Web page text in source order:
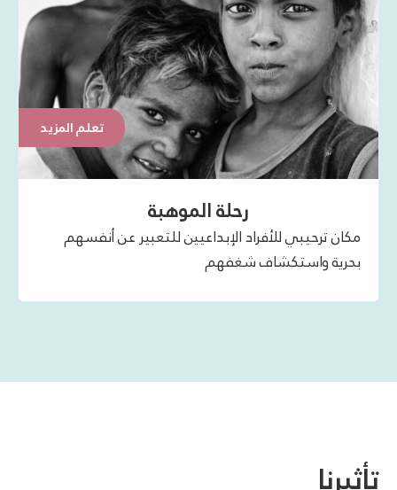
تعلم المزيد
رحلة الموهبة
مكان ترحيبي للأفراد الإبداعيين للتعبير عن أنفسهم
بحرية واستكشاف شغفهم
تأثيرنا